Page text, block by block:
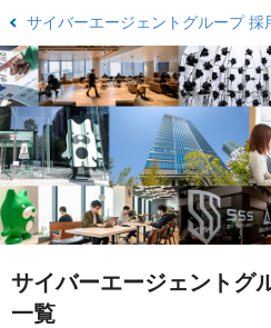
サイバーエージェントグループ 採
サイバーエージェントグ
一覧